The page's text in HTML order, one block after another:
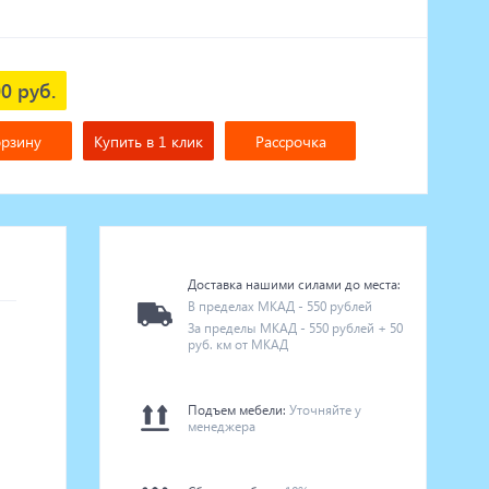
руб.
Купить в 1 клик Рассрочка
Доставка нашими силами до места:
В пределах МКАД - 550 рублей
За пределы МКАД - 550 рублей + 50
руб. км от МКАД
Подъем мебели: Уточняйте у
менеджера